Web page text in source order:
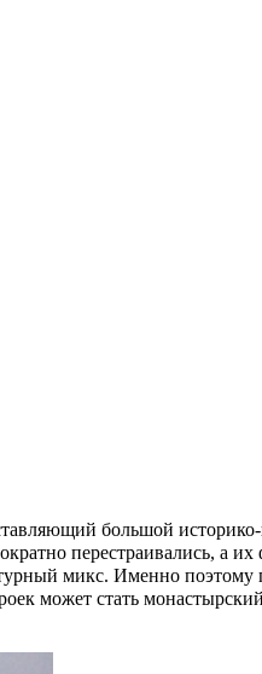
большой историко-
перестраивались, а
микс. Именно
может стать